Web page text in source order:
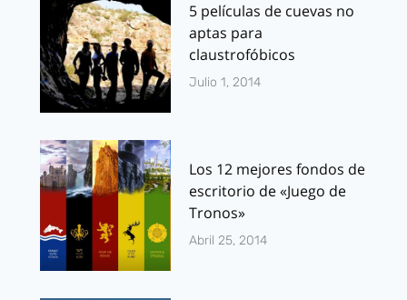
5 películas de cuevas no
aptas para
claustrofóbicos
Julio 1, 2014
Los 12 mejores fondos de
escritorio de «Juego de
Tronos»
Abril 25, 2014